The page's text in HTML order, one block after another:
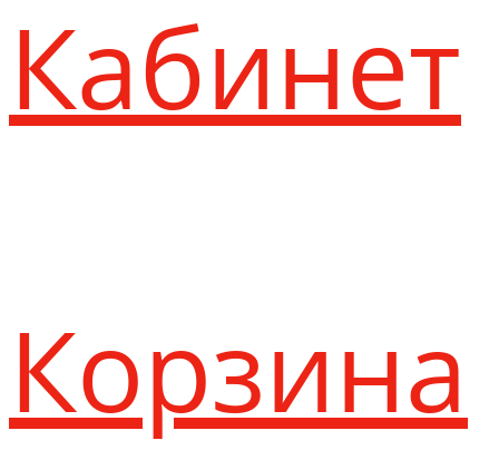
Кабинет
Корзина